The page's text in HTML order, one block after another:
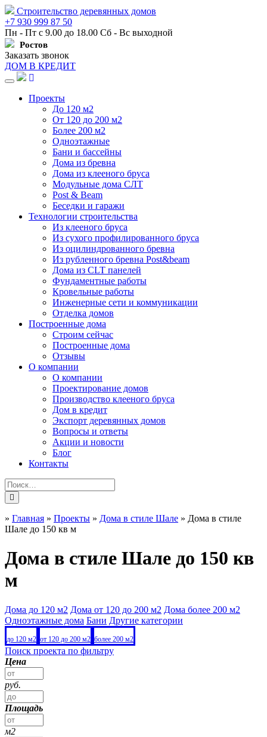
Строительство деревянных домов
+7 930 999 87 50
Пн - Пт с 9.00 до 18.00 Сб - Вс выходной
Ростов
Заказать звонок
ДОМ В КРЕДИТ
Навигация
Проекты
До 120 м2
От 120 до 200 м2
Более 200 м2
Одноэтажные
Бани и бассейны
Дома из бревна
Дома из клееного бруса
Модульные дома СЛТ
Post & Beam
Беседки и гаражи
Технологии строительства
Из клееного бруса
Из сухого профилированного бруса
Из оцилиндрованного бревна
Из рубленного бревна Post&beam
Дома из CLT панелей
Фундаментные работы
Кровельные работы
Инженерные сети и коммуникации
Отделка домов
Построенные дома
Строим сейчас
Построенные дома
Отзывы
О компании
О компании
Проектирование домов
Производство клееного бруса
Дом в кредит
Экспорт деревянных домов
Вопросы и ответы
Акции и новости
Блог
Контакты
» Главная » Проекты » Дома в стиле Шале » Дома в стиле
Шале до 150 кв м
Дома в стиле Шале до 150 кв
м
Дома до 120 м2 Дома от 120 до 200 м2 Дома более 200 м2
Одноэтажные дома Бани Другие категории
до 120 м2 от 120 до 200 м2 более 200 м2
Поиск проекта по фильтру
Цена
руб.
Площадь
м2